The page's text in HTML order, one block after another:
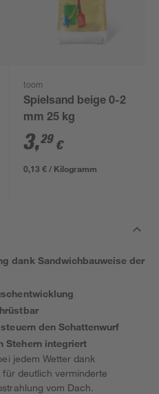
toom
Spielsand beige 0-2
mm 25 kg
3,29 €
0,13 € / Kilogramm
dank Sandwichbauweise der
den Schattenwurf
Stehern integriert
jedem Wetter dank
deutlich verminderte
vom Dach.